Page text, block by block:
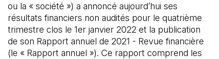
ou la « société ») a annoncé aujourd’hui ses
résultats financiers non audités pour le quatrième
trimestre clos le 1er janvier 2022 et la publication
de son Rapport annuel de 2021 - Revue financière
(le « Rapport annuel »). Ce rapport comprend les